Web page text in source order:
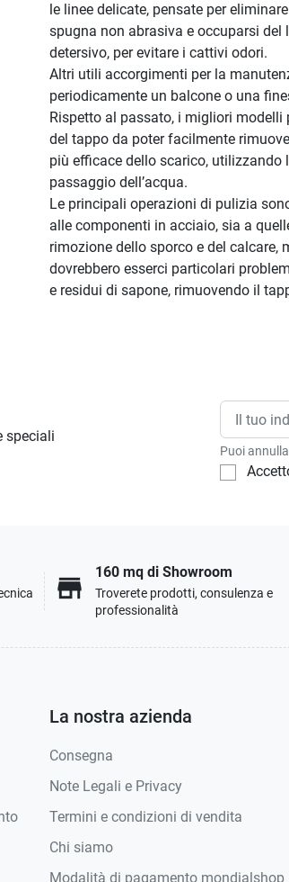
le linee delicate, pensate per
spugna non abrasiva e occuparsi
detersivo, per evitare i cattivi odori.
Altri utili accorgimenti per la
periodicamente un balcone o una
Rispetto al passato, i migliori
del tappo da poter facilmente
più efficace dello scarico,
passaggio dell’acqua.
Le principali operazioni di pulizia
alle componenti in acciaio, sia a
rimozione dello sporco e del
dovrebbero esserci particolari
e residui di sapone, rimuovendo il
speciali
Puoi
store
160 mq di Showroom
Troverete prodotti, consulenza e
professionalità
La nostra azienda
Consegna
Note Legali e Privacy
Termini e condizioni di vendita
Chi siamo
Modalità di pagamento mondialshop